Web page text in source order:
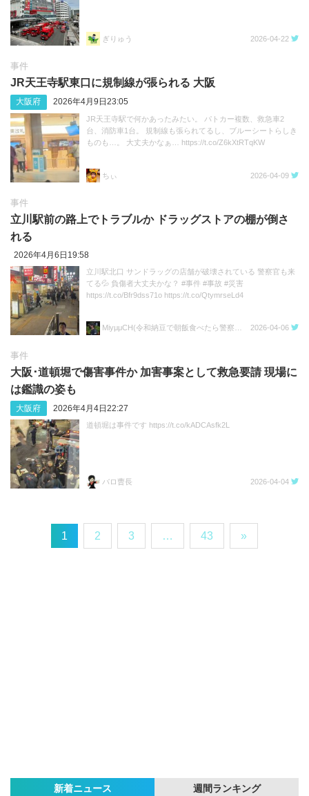
ぎりゅう 2026-04-22
事件
JR天王寺駅東口に規制線が張られる 大阪
大阪府 2026年4月9日23:05
JR天王寺駅で何かあったみたい。 パトカー複数、救急車2
台、消防車1台。 規制線も張られてるし、ブルーシートらしき
ものも…。 大丈夫かなぁ… https://t.co/Z6kXtRTqKW
ちぃ 2026-04-09
事件
立川駅前の路上でトラブルか ドラッグストアの棚が倒さ
れる
2026年4月6日19:58
立川駅北口 サンドラッグの店舗が破壊されている 警察官も来
てる💦 負傷者大丈夫かな？ #事件 #事故 #災害
https://t.co/Bfr9dss71o https://t.co/QtymrseLd4
2026-04-06
事件
大阪･道頓堀で傷害事件か 加害事案として救急要請 現場に
は鑑識の姿も
大阪府 2026年4月4日22:27
道頓堀は事件です https://t.co/kADCAsfk2L
バロ曹長 2026-04-04
1 2 3 … 43 »
新着ニュース 週間ランキング